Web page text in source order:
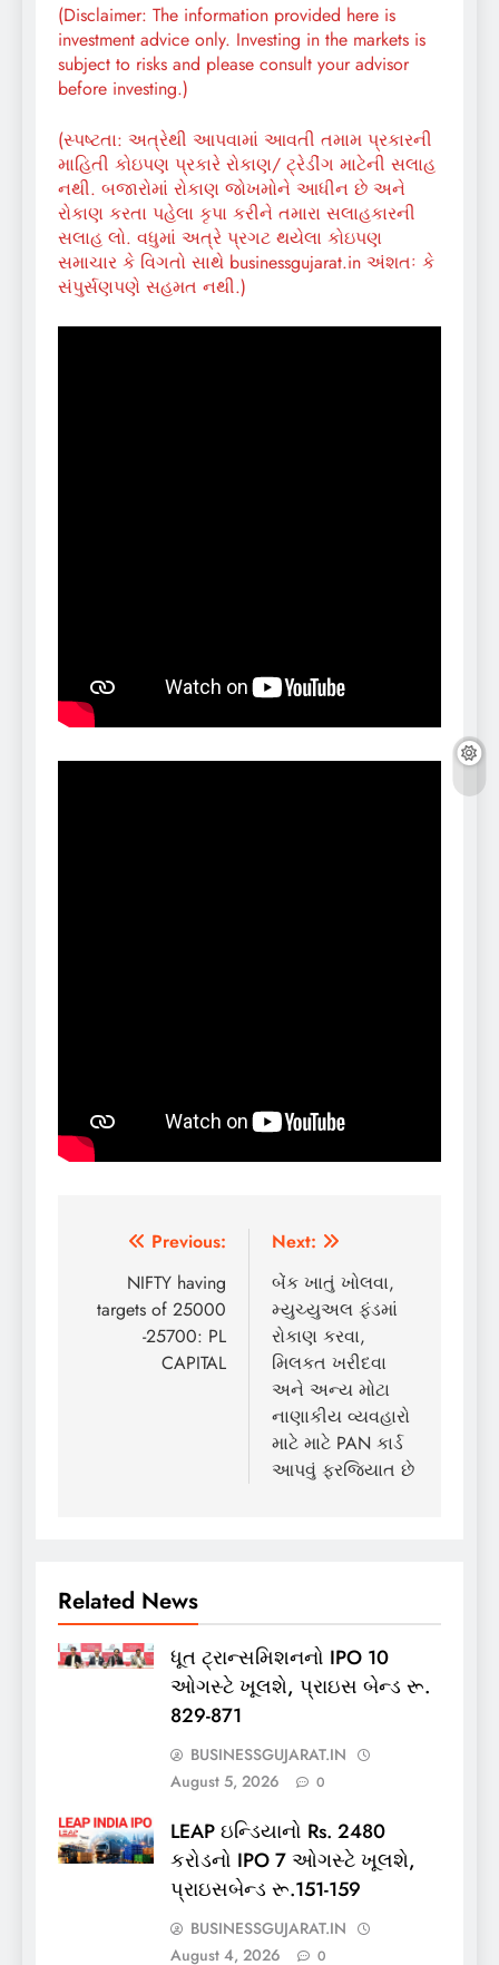
(Disclaimer: The information provided here is
investment advice only. Investing in the markets is
subject to risks and please consult your advisor
before investing.)
(સ્પષ્ટતા: અત્રેથી આપવામાં આવતી તમામ પ્રકારની
માહિતી કોઇપણ પ્રકારે રોકાણ/ ટ્રેડીંગ માટેની સલાહ
નથી. બજારોમાં રોકાણ જોખમોને આધીન છે અને
રોકાણ કરતા પહેલા કૃપા કરીને તમારા સલાહકારની
સલાહ લો. વધુમાં અત્રે પ્રગટ થયેલા કોઇપણ
સમાચાર કે વિગતો સાથે businessgujarat.in અંશતઃ કે
સંપુર્સણપણે સહમત નથી.)
Post
navigation
Previous:
NIFTY having
targets of 25000
-25700: PL
CAPITAL
Next:
બેંક ખાતું ખોલવા,
મ્યુચ્યુઅલ ફંડમાં
રોકાણ કરવા,
મિલકત ખરીદવા
અને અન્ય મોટા
નાણાકીય વ્યવહારો
માટે માટે PAN કાર્ડ
આપવું ફરજિયાત છે
Related News
ધૂત ટ્રાન્સમિશનનો IPO 10
ઓગસ્ટે ખૂલશે, પ્રાઇસ બેન્ડ રૂ.
829-871
BUSINESSGUJARAT.IN
August 5, 2026
0
LEAP ઇન્ડિયાનો Rs. 2480
કરોડનો IPO 7 ઓગસ્ટે ખૂલશે,
પ્રાઇસબેન્ડ રૂ.151-159
BUSINESSGUJARAT.IN
August 4, 2026
0